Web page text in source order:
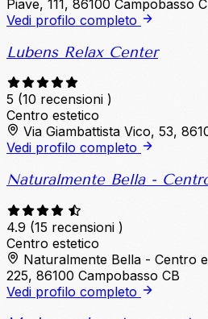
Piave, 111, 86100 Campobasso
Vedi profilo completo
Lubens Relax Center
5 (10 recensioni )
Centro estetico
Via Giambattista Vico, 53,
Vedi profilo completo
Naturalmente Bella -
4.9 (15 recensioni )
Centro estetico
Naturalmente Bella - Centro
225, 86100 Campobasso CB
Vedi profilo completo